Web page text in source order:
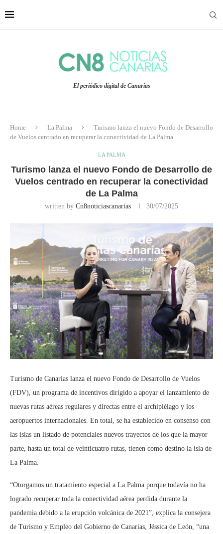
El periódico digital de Canarias
Home La Palma
Turismo lanza el nuevo Fondo de Desarrollo
de Vuelos centrado en recuperar la conectividad de La Palma
LA PALMA
Turismo lanza el nuevo Fondo de Desarrollo de
Vuelos centrado en recuperar la conectividad
de La Palma
written by Cn8noticiascanarias 30/07/2025
Turismo de Canarias lanza el nuevo Fondo de Desarrollo de Vuelos
(FDV), un programa de incentivos dirigido a apoyar el lanzamiento de
nuevas rutas aéreas regulares y directas entre el archipiélago y los
aeropuertos internacionales. En total, se ha establecido en consenso con
las islas un listado de potenciales nuevos trayectos de los que la mayor
parte, hasta un total de veinticuatro rutas, tienen como destino la isla de
La Palma.
“Otorgamos un tratamiento especial a La Palma porque todavía no ha
logrado recuperar toda la conectividad aérea perdida durante la
pandemia debido a la erupción volcánica de 2021”, explica la consejera
de Turismo y Empleo del Gobierno de Canarias, Jéssica de León, “una